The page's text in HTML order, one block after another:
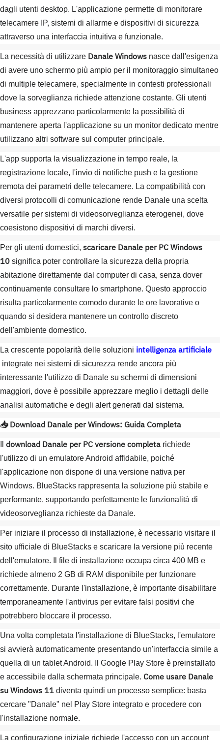
dagli utenti desktop. L'applicazione permette di monitorare
telecamere IP, sistemi di allarme e dispositivi di sicurezza
attraverso una interfaccia intuitiva e funzionale.
La necessità di utilizzare Danale Windows nasce dall'esigenza
di avere uno schermo più ampio per il monitoraggio simultaneo
di multiple telecamere, specialmente in contesti professionali
dove la sorveglianza richiede attenzione costante. Gli utenti
business apprezzano particolarmente la possibilità di
mantenere aperta l'applicazione su un monitor dedicato mentre
utilizzano altri software sul computer principale.
L'app supporta la visualizzazione in tempo reale, la
registrazione locale, l'invio di notifiche push e la gestione
remota dei parametri delle telecamere. La compatibilità con
diversi protocolli di comunicazione rende Danale una scelta
versatile per sistemi di videosorveglianza eterogenei, dove
coesistono dispositivi di marchi diversi.
Per gli utenti domestici, scaricare Danale per PC Windows
10 significa poter controllare la sicurezza della propria
abitazione direttamente dal computer di casa, senza dover
continuamente consultare lo smartphone. Questo approccio
risulta particolarmente comodo durante le ore lavorative o
quando si desidera mantenere un controllo discreto
dell'ambiente domestico.
La crescente popolarità delle soluzioni intelligenza artificiale
integrate nei sistemi di sicurezza rende ancora più
interessante l'utilizzo di Danale su schermi di dimensioni
maggiori, dove è possibile apprezzare meglio i dettagli delle
analisi automatiche e degli alert generati dal sistema.
📥 Download Danale per Windows: Guida Completa
download Danale per PC versione completa richiede
l'utilizzo di un emulatore Android affidabile, poiché
l'applicazione non dispone di una versione nativa per
Windows. BlueStacks rappresenta la soluzione più stabile e
performante, supportando perfettamente le funzionalità di
videosorveglianza richieste da Danale.
Per iniziare il processo di installazione, è necessario visitare il
sito ufficiale di BlueStacks e scaricare la versione più recente
dell'emulatore. Il file di installazione occupa circa 400 MB e
richiede almeno 2 GB di RAM disponibile per funzionare
correttamente. Durante l'installazione, è importante disabilitare
temporaneamente l'antivirus per evitare falsi positivi che
potrebbero bloccare il processo.
Una volta completata l'installazione di BlueStacks, l'emulatore
si avvierà automaticamente presentando un'interfaccia simile a
quella di un tablet Android. Il Google Play Store è preinstallato
e accessibile dalla schermata principale. Come usare Danale
su Windows 11 diventa quindi un processo semplice: basta
cercare "Danale" nel Play Store integrato e procedere con
l'installazione normale.
La configurazione iniziale richiede l'accesso con un account